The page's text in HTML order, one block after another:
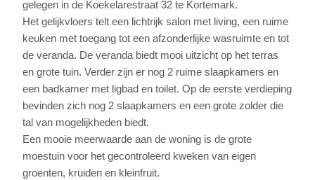
gelegen in de Koekelarestraat 32 te Kortemark.
Het gelijkvloers telt een lichtrijk salon met living, een ruime
keuken met toegang tot een afzonderlijke wasruimte en tot
de veranda. De veranda biedt mooi uitzicht op het terras
en grote tuin. Verder zijn er nog 2 ruime slaapkamers en
een badkamer met ligbad en toilet. Op de eerste verdieping
bevinden zich nog 2 slaapkamers en een grote zolder die
tal van mogelijkheden biedt.
Een mooie meerwaarde aan de woning is de grote
moestuin voor het gecontroleerd kweken van eigen
groenten, kruiden en kleinfruit.